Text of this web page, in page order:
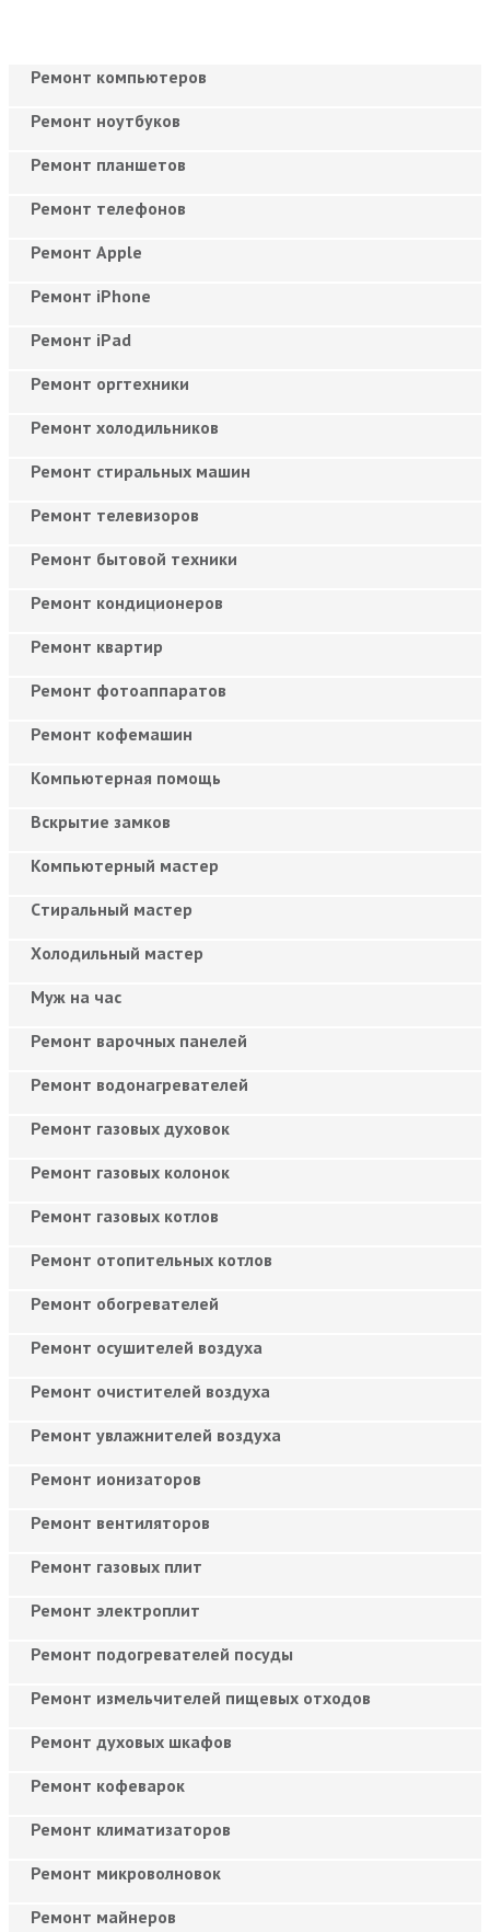
Ремонт компьютеров
Ремонт ноутбуков
Ремонт планшетов
Ремонт телефонов
Ремонт Apple
Ремонт iPhone
Ремонт iPad
Ремонт оргтехники
Ремонт холодильников
Ремонт стиральных машин
Ремонт телевизоров
Ремонт бытовой техники
Ремонт кондиционеров
Ремонт квартир
Ремонт фотоаппаратов
Ремонт кофемашин
Компьютерная помощь
Вскрытие замков
Компьютерный мастер
Cтиральный мастер
Холодильный мастер
Муж на час
Ремонт варочных панелей
Ремонт водонагревателей
Ремонт газовых духовок
Ремонт газовых колонок
Ремонт газовых котлов
Ремонт отопительных котлов
Ремонт обогревателей
Ремонт осушителей воздуха
Ремонт очистителей воздуха
Ремонт увлажнителей воздуха
Ремонт ионизаторов
Ремонт вентиляторов
Ремонт газовых плит
Ремонт электроплит
Ремонт подогревателей посуды
Ремонт измельчителей пищевых отходов
Ремонт духовых шкафов
Ремонт кофеварок
Ремонт климатизаторов
Ремонт микроволновок
Ремонт майнеров